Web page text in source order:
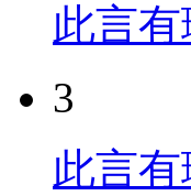
此言
3
此言